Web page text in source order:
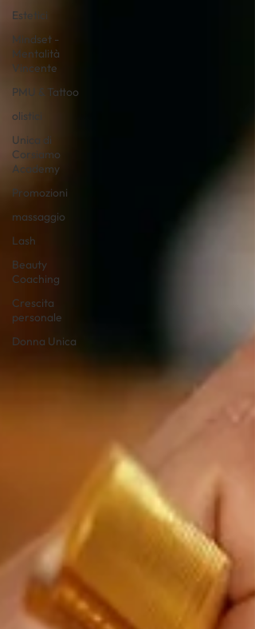
Estetici
Mindset -
Mentalità
Vincente
PMU & Tattoo
olistici
Unica di
Corsiamo
Academy
Promozioni
massaggio
Lash
Beauty
Coaching
Crescita
personale
Donna Unica